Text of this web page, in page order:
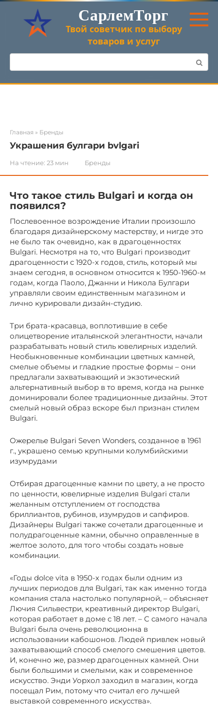
Перейти
контенту
СарлемТорг
Твой советчик по выбору
товаров и услуг
Поиск:
Главная » Бренды
Украшения булгари bvlgari
На чтение: 23 мин Бренды
Что такое стиль Bulgari и когда он
появился?
Послевоенное возрождение Италии произошло
благодаря дизайнерскому мастерству, и нигде это
не было так очевидно, как в драгоценностях
Bulgari. Несмотря на то, что Bulgari производит
драгоценности с 1920-х годов, стиль, который мы
знаем сегодня, в основном относится к 1950-1960-м
годам, когда Паоло, Джанни и Никола Булгари
управляли своим единственным магазином и
лично курировали дизайн-студию.
Три брата-красавца, воплотившие в себе
олицетворение итальянской элегантности, начали
разрабатывать новый стиль ювелирных изделий.
Необыкновенные комбинации цветных камней,
смелые объемы и гладкие простые формы – они
предлагали захватывающий и экзотический
альтернативный выбор в то время, когда на рынке
доминировали более традиционные дизайны. Этот
смелый новый образ вскоре был признан стилем
Bulgari.
Ожерелье Bulgari Seven Wonders, созданное в 1961
г., украшено семью крупными колумбийскими
изумрудами
Отбирая драгоценные камни по цвету, а не просто
по ценности, ювелирные изделия Bulgari стали
желанным отступлением от господства
бриллиантов, рубинов, изумрудов и сапфиров.
Дизайнеры Bulgari также сочетали драгоценные и
полудрагоценные камни, обычно оправленные в
желтое золото, для того чтобы создать новые
комбинации.
«Годы dolce vita в 1950-х годах были одним из
лучших периодов для Bulgari, так как именно тогда
компания стала настолько популярной, – объясняет
Лючия Сильвестри, креативный директор Bulgari,
которая работает в доме с 18 лет. – С самого начала
Bulgari была очень революционна в
использовании кабошонов. Людей привлек новый
захватывающий способ смелого смешения цветов.
И, конечно же, размер драгоценных камней. Они
были большими и смелыми, как и современное
искусство. Энди Уорхол заходил в магазин, когда
посещал Рим, потому что считал его лучшей
выставкой современного искусства».